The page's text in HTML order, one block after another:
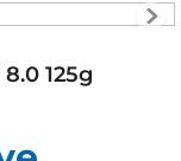
125g